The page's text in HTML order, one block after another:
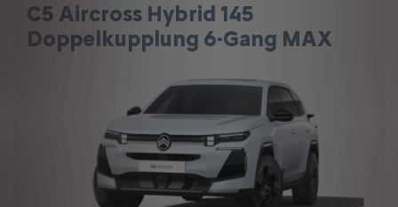
C5 Aircross Hybrid 145
Doppelkupplung 6-Gang MAX